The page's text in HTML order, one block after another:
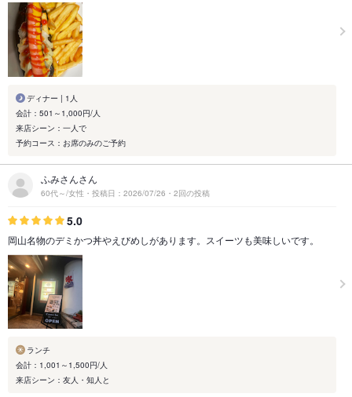
ディナー | 1人
会計：501～1,000円/人
来店シーン：一人で
予約コース：お席のみのご予約
ふみさんさん
60代～/女性・投稿日：2026/07/26・2回の投稿
5.0
岡山名物のデミかつ丼やえびめしがあります。スイーツも美味しいです。
ランチ
会計：1,001～1,500円/人
来店シーン：友人・知人と